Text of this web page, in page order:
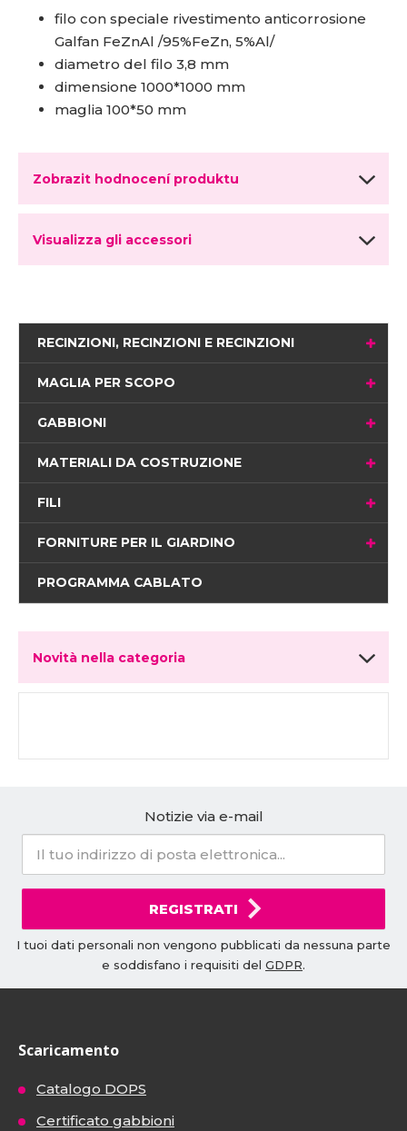
filo con speciale rivestimento anticorrosione
Galfan FeZnAl /95%FeZn, 5%Al/
diametro del filo 3,8 mm
dimensione 1000*1000 mm
maglia 100*50 mm
Zobrazit hodnocení produktu
Visualizza gli accessori
RECINZIONI, RECINZIONI E RECINZIONI
MAGLIA PER SCOPO
GABBIONI
MATERIALI DA COSTRUZIONE
FILI
FORNITURE PER IL GIARDINO
PROGRAMMA CABLATO
Novità nella categoria
Notizie via e-mail
REGISTRATI
I tuoi dati personali non vengono pubblicati da nessuna parte
e soddisfano i requisiti del GDPR.
Scaricamento
Catalogo DOPS
Certificato gabbioni